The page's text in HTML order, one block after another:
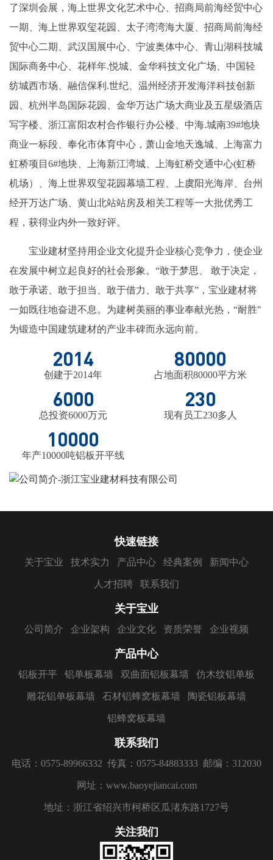
了深圳会展，海上世界文化艺术中心、招商局前海经贸中心
一期、海上世界双玺花园、太子湾湾海大厦、招商局前海经
贸中心二期、武汉国展中心、宁波奥体中心、青山湖科技城
国际商务中心、花样年.悦城、金华科技文化广场、中国轻
纺城西市场、融信保利.世纪、温州经济开发海洋科技创新
园、杭州半岛国际花园、金华万达广场大商业及五星级酒店
写字楼、浙江富阳农村合作银行办公楼、中海.城南39#地块
商业一标段、奉化市体育中心，萧山金地天逸城、上海富力
虹桥项目6#地块、上海新江湾城、上海虹桥交通中心(虹桥
机场）、海上世界双玺花园幕墙工程、上虞阳光海岸、台州
经开万达广场、黄山北站站房及相关工程等一大批优秀工
程，获得业内外一致好评。
宝业建材坚持用企业文化提升企业核心竞争力，使企业
在发展中树立起良好的社会形象。“敢于梦思、 敢于决定，
敢于承诺、敢于担当、敢于借力、敢于共享”，宝业建材将
一如既往地奋进不息。为建树美丽的事业奉献光热，“耐胜"
为锻造中国建筑建材的产业丰碑而永远向前。
2014
创建于2014年
80000
占地面积80000平方米
6000
总投资6000万元
230
现有员工230多人
10000
年产10000吨铝板开平线
快速链接
关于宝业 技术实力 产品中心 经典案例 新闻中心
人才招聘 联系我们
关于宝业
公司简介 企业架构 企业文化 资质荣誉 企业视频
产品中心
铝板开平 铝单板幕墙 双曲面铝板幕墙 仿木纹铝单板
雕花铝单板幕墙 石材铝蜂窝板幕墙 陶瓷铝板幕墙
铝蜂窝板幕墙
联系我们
电话：0575-89966332 传真：0575-84883333 邮编：312030
网址：www.baoyejiancai.com
地址：浙江省绍兴市柯桥区瓜渚东路1727号
关注我们